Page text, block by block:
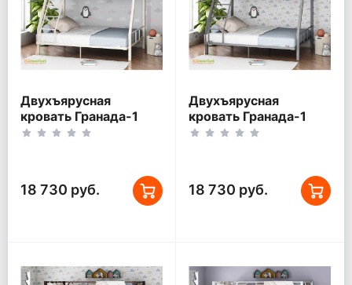
Двухъярусная
кровать Гранада-1
140 Слоновая кость
18 730 руб.
Двухъярусная
кровать Гранада-1
140 Серый
18 730 руб.